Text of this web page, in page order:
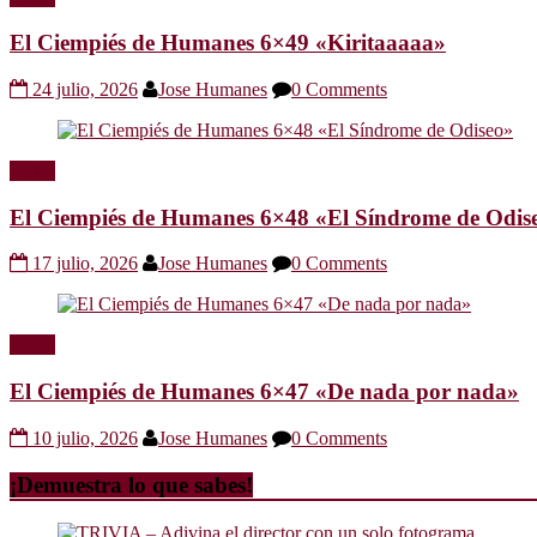
El Ciempiés de Humanes 6×49 «Kiritaaaaa»
24 julio, 2026 Jose Humanes 0 Comments
El Ciempiés de Humanes 6×48 «El Síndrome de
17 julio, 2026 Jose Humanes 0 Comments
El Ciempiés de Humanes 6×47 «De nada por nada»
10 julio, 2026 Jose Humanes 0 Comments
¡Demuestra lo que sabes!